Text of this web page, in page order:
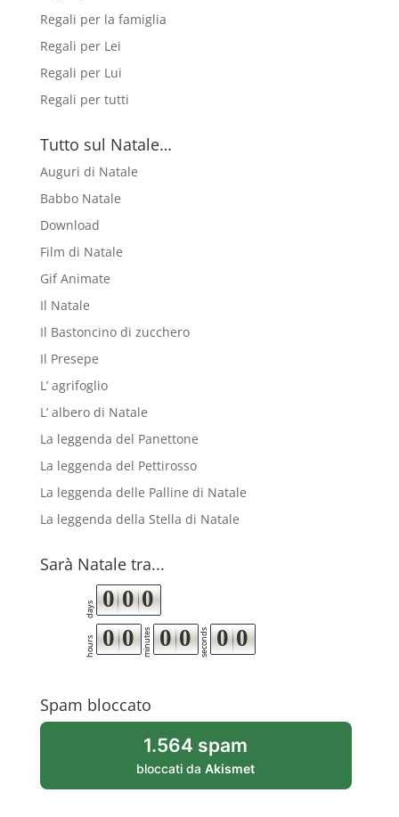
Regali per la famiglia
Regali per Lei
Regali per Lui
Regali per tutti
Tutto sul Natale…
Auguri di Natale
Babbo Natale
Download
Film di Natale
Gif Animate
Il Natale
Il Bastoncino di zucchero
Il Presepe
L’ agrifoglio
L’ albero di Natale
La leggenda del Panettone
La leggenda del Pettirosso
La leggenda delle Palline di Natale
La leggenda della Stella di Natale
Sarà Natale tra...
days 0 0 0
hours 0 0 minutes 0 0 seconds 0 0
Spam bloccato
1.564 spam
bloccati daAkismet